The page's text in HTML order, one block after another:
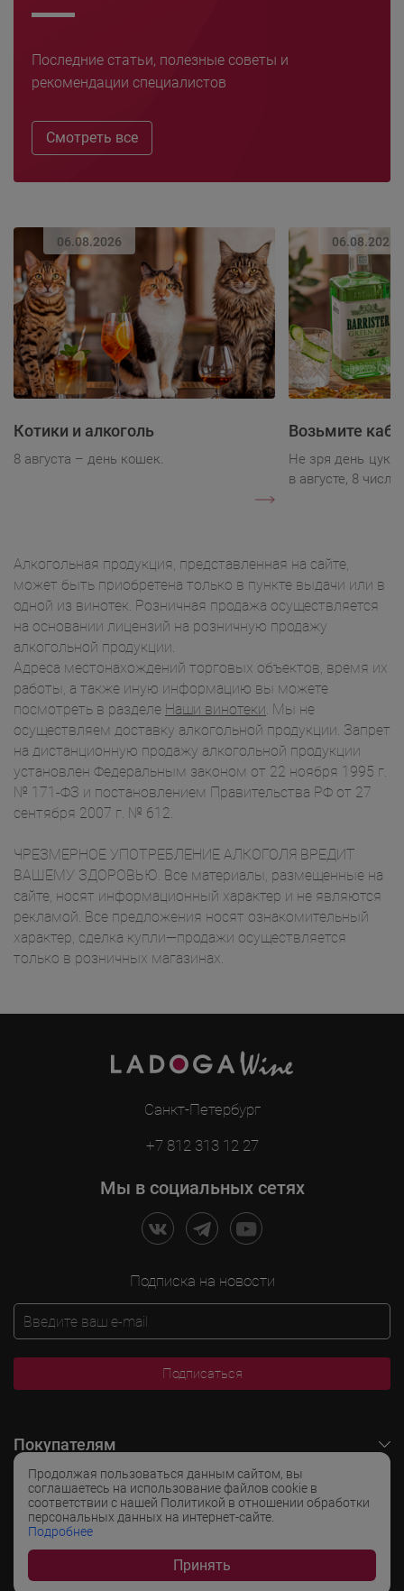
Последние статьи, полезные советы и
рекомендации специалистов
Смотреть все
06.08.2026
Котики и алкоголь
8 августа – день кошек.
06.08.2026
Возьмите
Не зря день
в августе, 8 числа.
Продолжая пользоваться данным сайтом, вы
соглашаетесь на использование файлов cookie в
соответствии с нашей Политикой в отношении обработки
персональных данных на интернет-сайте.
Подробнее
Принять
Алкогольная продукция, представленная на сайте,
может быть приобретена только в пункте выдачи или в
одной из винотек. Розничная продажа осуществляется
на основании лицензий на розничную продажу
алкогольной продукции.
Адреса местонахождений торговых объектов, время их
работы, а также иную информацию вы можете
посмотреть в разделе Наши винотеки. Мы не
осуществляем доставку алкогольной продукции. Запрет
на дистанционную продажу алкогольной продукции
установлен Федеральным законом от 22 ноября 1995 г.
№ 171-ФЗ и постановлением Правительства РФ от 27
сентября 2007 г. № 612.
ЧРЕЗМЕРНОЕ УПОТРЕБЛЕНИЕ АЛКОГОЛЯ ВРЕДИТ
ВАШЕМУ ЗДОРОВЬЮ. Все материалы, размещенные на
сайте, носят информационный характер и не являются
рекламой. Все предложения носят ознакомительный
характер, сделка купли—продажи осуществляется
только в розничных магазинах.
Санкт-Петербург
+7 812 313 12 27
Мы в социальных сетях
Подписка на новости
Подписаться
Покупателям
O LADOGA Wine
Интересные разделы
Популярные разделы